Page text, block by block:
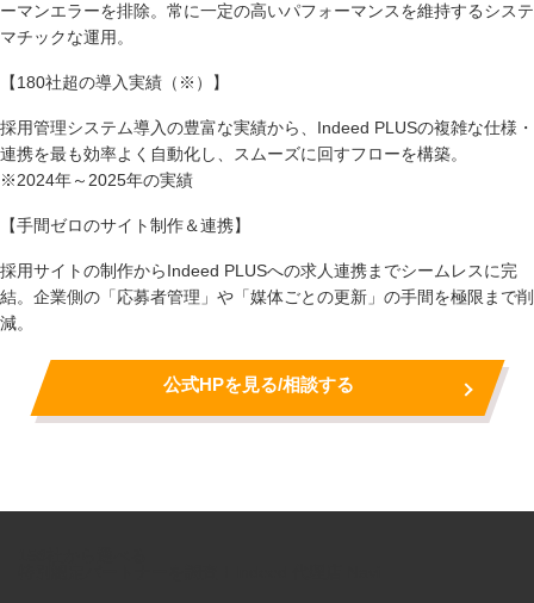
ーマンエラーを排除。常に一定の高いパフォーマンスを維持するシステ
マチックな運用。
【180社超の導入実績（※）】
採用管理システム導入の豊富な実績から、Indeed PLUSの複雑な仕様・
連携を最も効率よく自動化し、スムーズに回すフローを構築。
※2024年～2025年の実績
【手間ゼロのサイト制作＆連携】
採用サイトの制作からIndeed PLUSへの求人連携までシームレスに完
結。企業側の「応募者管理」や「媒体ごとの更新」の手間を極限まで削
減。
公式HPを見る/相談する